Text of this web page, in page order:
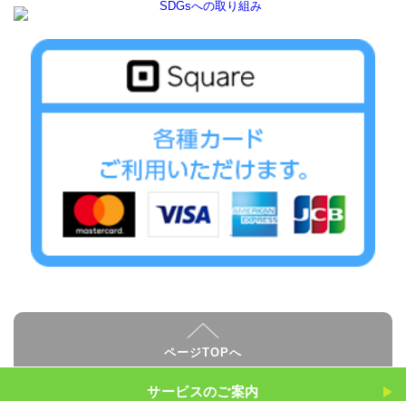
ページTOPへ
サービスのご案内